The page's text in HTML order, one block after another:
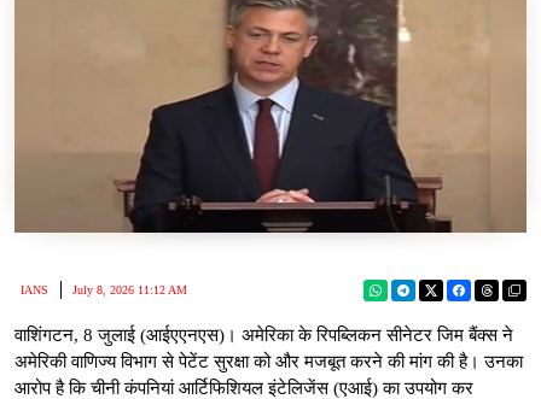
IANS July 8, 2026 11:12 AM
वाशिंगटन, 8 जुलाई (आईएएनएस)। अमेरिका के रिपब्लिकन सीनेटर जिम बैंक्स ने
अमेरिकी वाणिज्य विभाग से पेटेंट सुरक्षा को और मजबूत करने की मांग की है। उनका
आरोप है कि चीनी कंपनियां आर्टिफिशियल इंटेलिजेंस (एआई) का उपयोग कर